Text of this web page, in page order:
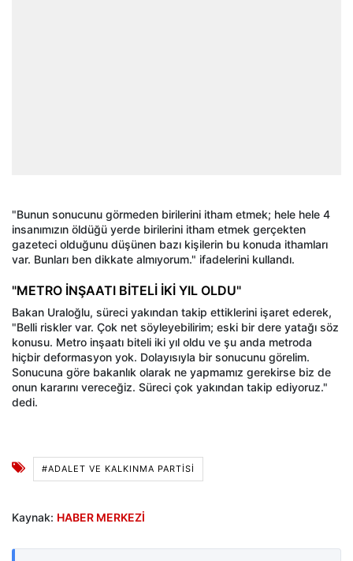
"Bunun sonucunu görmeden birilerini itham etmek; hele hele 4
insanımızın öldüğü yerde birilerini itham etmek gerçekten
gazeteci olduğunu düşünen bazı kişilerin bu konuda ithamları
var. Bunları ben dikkate almıyorum." ifadelerini kullandı.
"METRO İNŞAATI BİTELİ İKİ YIL OLDU"
Bakan Uraloğlu, süreci yakından takip ettiklerini işaret ederek,
"Belli riskler var. Çok net söyleyebilirim; eski bir dere yatağı söz
konusu. Metro inşaatı biteli iki yıl oldu ve şu anda metroda
hiçbir deformasyon yok. Dolayısıyla bir sonucunu görelim.
Sonucuna göre bakanlık olarak ne yapmamız gerekirse biz de
onun kararını vereceğiz. Süreci çok yakından takip ediyoruz."
dedi.
#ADALET VE KALKINMA PARTISI
Kaynak: HABER MERKEZİ